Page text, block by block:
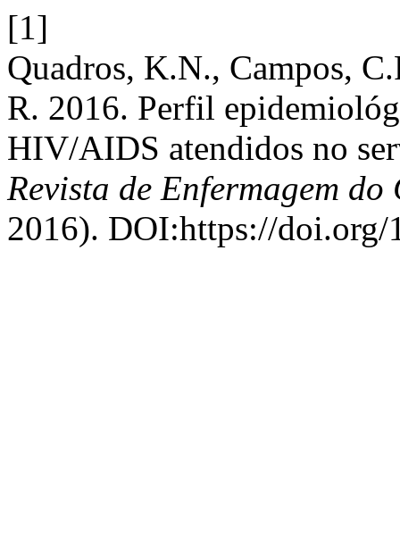
[1]
Quadros, K.N., Campos,
R. 2016. Perfil
HIV/AIDS atendidos no
Revista de Enfermagem
2016). DOI:https://